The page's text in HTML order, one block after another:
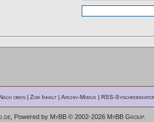
oben Zum Inhalt Archiv-Modus RSS-
, Powered by MyBB © 2002-2026 MyBB Group